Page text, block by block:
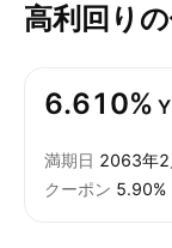
高利回り
6.610%
満期日 2063年2
クーポン 5.90%